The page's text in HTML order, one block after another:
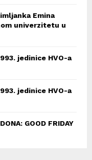
Emina
univerzitetu u
jedinice HVO-a
jedinice HVO-a
GOOD FRIDAY